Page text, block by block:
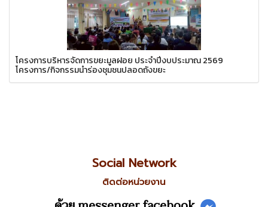
โครงการบริหารจัดการขยะมูลฝอย ประจำปีงบประมาณ 2569
โครงการ/กิจกรรมนำร่องชุมชนปลอดถังขยะ
Social Network
ติดต่อหน่วยงาน